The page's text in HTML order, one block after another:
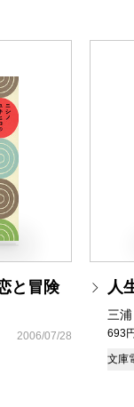
と冒険
2006/07/28
人
三
693円
文庫